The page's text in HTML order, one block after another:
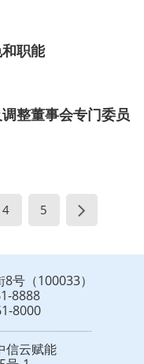
职能
整董事会专门委员
4 5
号（100033）
8888
8000
信云赋能